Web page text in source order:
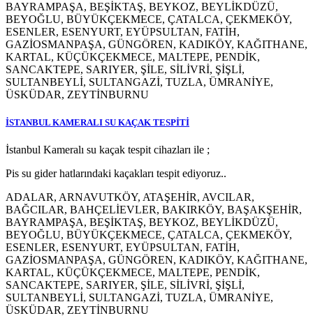
BAYRAMPAŞA, BEŞİKTAŞ, BEYKOZ, BEYLİKDÜZÜ,
BEYOĞLU, BÜYÜKÇEKMECE, ÇATALCA, ÇEKMEKÖY,
ESENLER, ESENYURT, EYÜPSULTAN, FATİH,
GAZİOSMANPAŞA, GÜNGÖREN, KADIKÖY, KAĞITHANE,
KARTAL, KÜÇÜKÇEKMECE, MALTEPE, PENDİK,
SANCAKTEPE, SARIYER, ŞİLE, SİLİVRİ, ŞİŞLİ,
SULTANBEYLİ, SULTANGAZİ, TUZLA, ÜMRANİYE,
ÜSKÜDAR, ZEYTİNBURNU
İSTANBUL KAMERALI SU KAÇAK TESPİTİ
İstanbul Kameralı su kaçak tespit cihazları ile ;
Pis su gider hatlarındaki kaçakları tespit ediyoruz..
ADALAR, ARNAVUTKÖY, ATAŞEHİR, AVCILAR,
BAĞCILAR, BAHÇELİEVLER, BAKIRKÖY, BAŞAKŞEHİR,
BAYRAMPAŞA, BEŞİKTAŞ, BEYKOZ, BEYLİKDÜZÜ,
BEYOĞLU, BÜYÜKÇEKMECE, ÇATALCA, ÇEKMEKÖY,
ESENLER, ESENYURT, EYÜPSULTAN, FATİH,
GAZİOSMANPAŞA, GÜNGÖREN, KADIKÖY, KAĞITHANE,
KARTAL, KÜÇÜKÇEKMECE, MALTEPE, PENDİK,
SANCAKTEPE, SARIYER, ŞİLE, SİLİVRİ, ŞİŞLİ,
SULTANBEYLİ, SULTANGAZİ, TUZLA, ÜMRANİYE,
ÜSKÜDAR, ZEYTİNBURNU